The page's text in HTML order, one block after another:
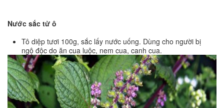
Nước sắc tử ô
Tô diệp tươi 100g, sắc lấy nước uống. Dùng cho người bị
ngộ độc do ăn cua luộc, nem cua, canh cua.